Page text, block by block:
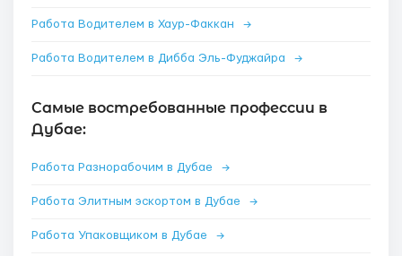
Работа Водителем в Хаур-Факкан →
Работа Водителем в Дибба Эль-Фуджайра →
Самые востребованные профессии в
Дубае:
Работа Разнорабочим в Дубае →
Работа Элитным эскортом в Дубае →
Работа Упаковщиком в Дубае →